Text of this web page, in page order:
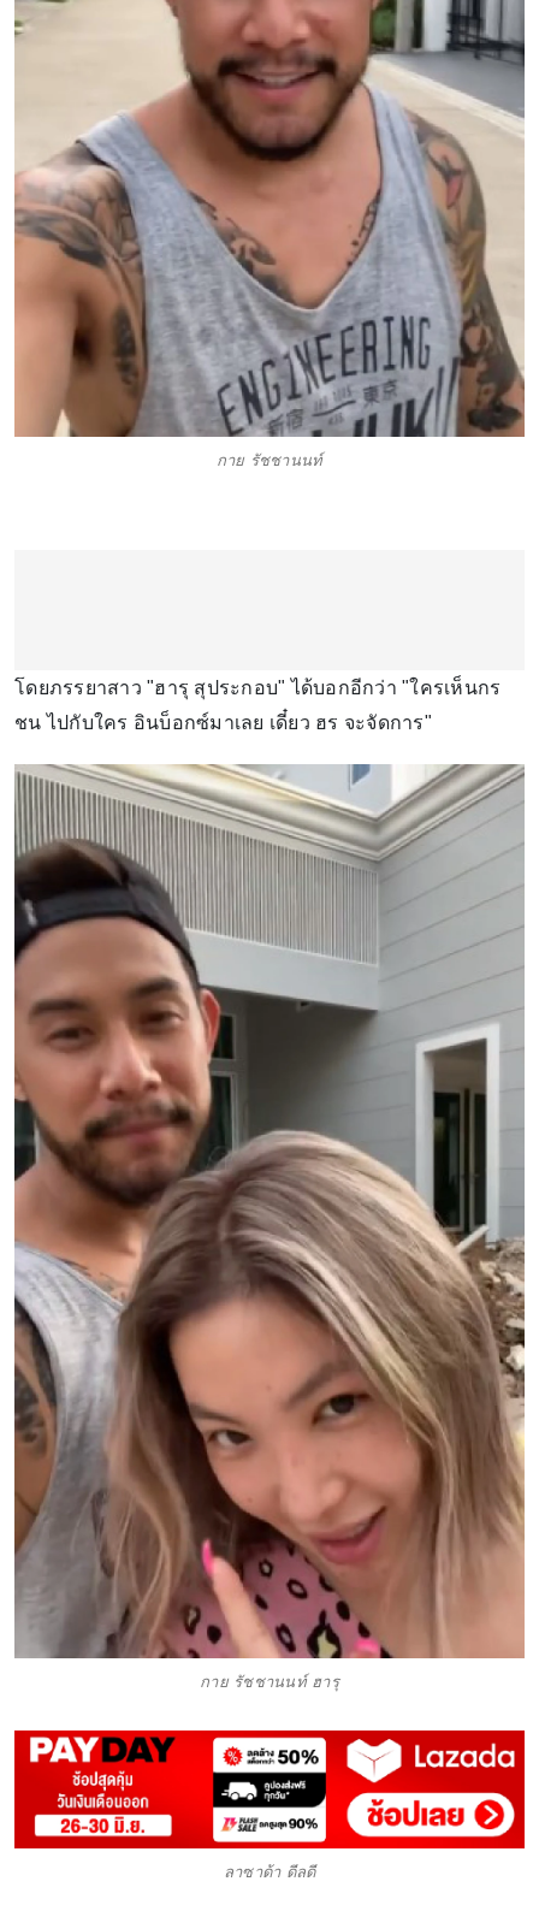
กาย รัชชานนท์
โดยภรรยาสาว "ฮารุ สุประกอบ" ได้บอกอีกว่า "ใครเห็นกร
ชน ไปกับใคร อินบ็อกซ์มาเลย เดี๋ยว ฮร จะจัดการ"
กาย รัชชานนท์ ฮารุ
ลาซาด้า ดีลดี